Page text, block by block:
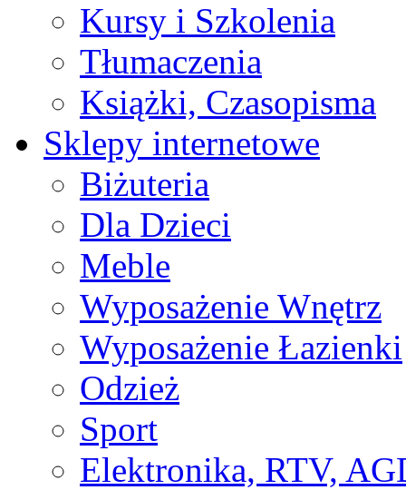
Kursy i Szkolenia
Tłumaczenia
Książki, Czasopisma
Sklepy internetowe
Biżuteria
Dla Dzieci
Meble
Wyposażenie Wnętrz
Wyposażenie Łazienki
Odzież
Sport
Elektronika, RTV,